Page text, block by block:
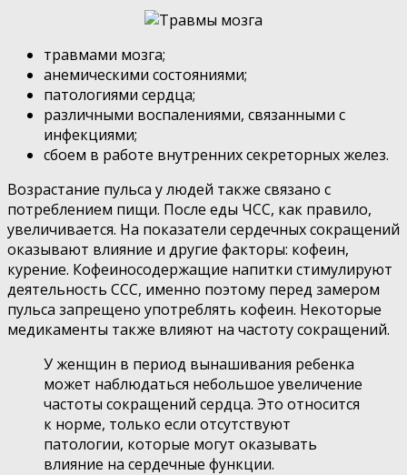
травмами мозга;
анемическими состояниями;
патологиями сердца;
различными воспалениями, связанными с
инфекциями;
сбоем в работе внутренних секреторных желез.
Возрастание пульса у людей также связано с
потреблением пищи. После еды ЧСС, как правило,
увеличивается. На показатели сердечных сокращений
оказывают влияние и другие факторы: кофеин,
курение. Кофеиносодержащие напитки стимулируют
деятельность ССС, именно поэтому перед замером
пульса запрещено употреблять кофеин. Некоторые
медикаменты также влияют на частоту сокращений.
У женщин в период вынашивания ребенка
может наблюдаться небольшое увеличение
частоты сокращений сердца. Это относится
к норме, только если отсутствуют
патологии, которые могут оказывать
влияние на сердечные функции.